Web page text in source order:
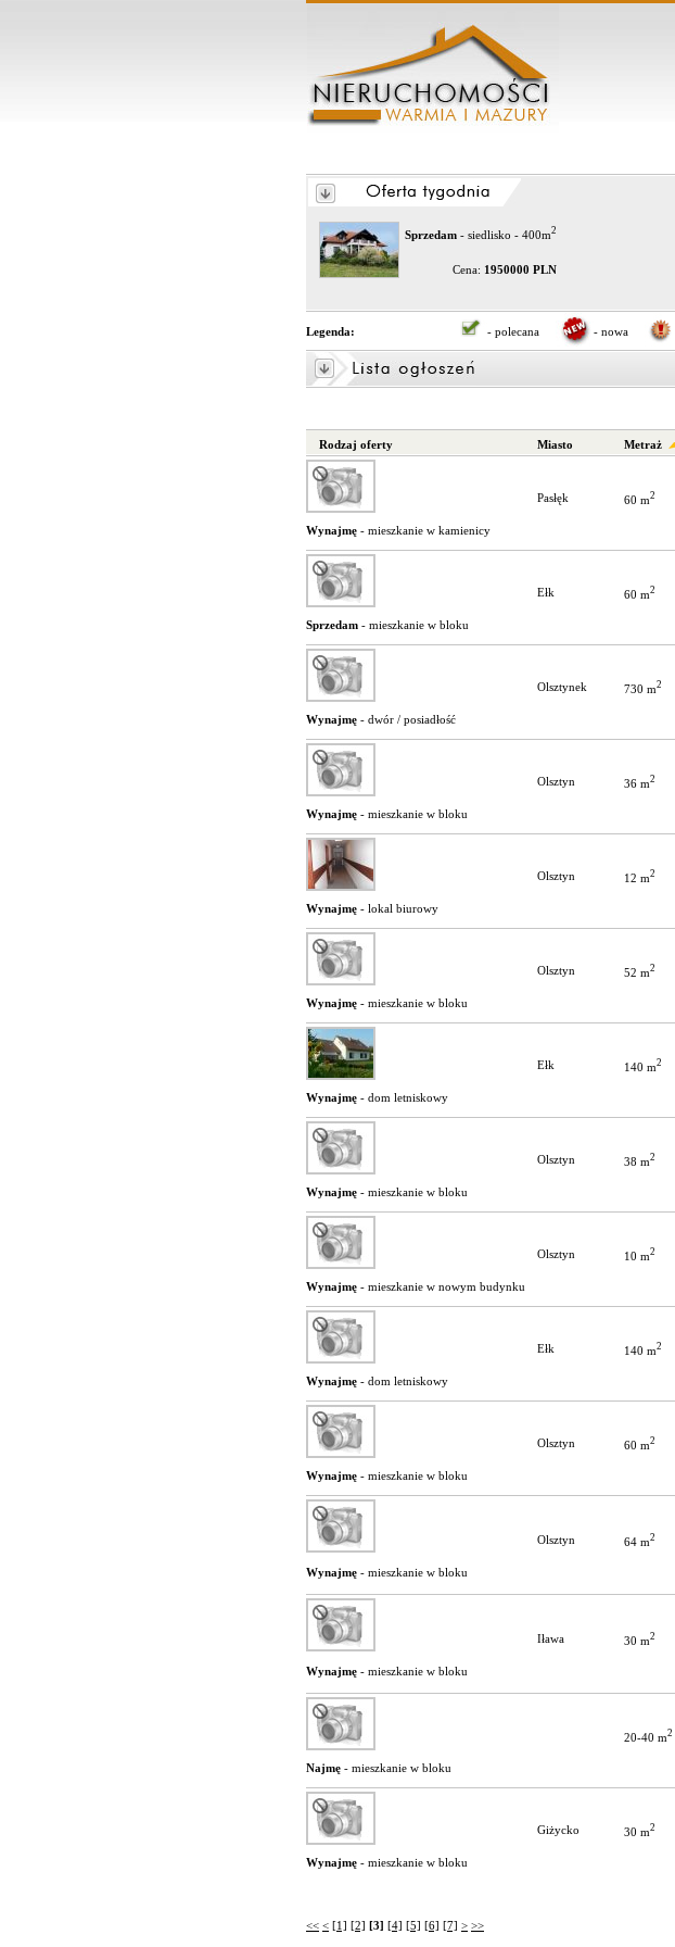
Sprzedam - siedlisko - 400m2
Cena: 1950000 PLN
Legenda: - polecana - nowa
Rodzaj oferty Miasto Metraż
Pasłęk 60 m2
Wynajmę - mieszkanie w kamienicy
Ełk 60 m2
Sprzedam - mieszkanie w bloku
Olsztynek 730 m2
Wynajmę - dwór / posiadłość
Olsztyn 36 m2
Wynajmę - mieszkanie w bloku
Olsztyn 12 m2
Wynajmę - lokal biurowy
Olsztyn 52 m2
Wynajmę - mieszkanie w bloku
Ełk 140 m2
Wynajmę - dom letniskowy
Olsztyn 38 m2
Wynajmę - mieszkanie w bloku
Olsztyn 10 m2
Wynajmę - mieszkanie w nowym budynku
Ełk 140 m2
Wynajmę - dom letniskowy
Olsztyn 60 m2
Wynajmę - mieszkanie w bloku
Olsztyn 64 m2
Wynajmę - mieszkanie w bloku
Iława 30 m2
Wynajmę - mieszkanie w bloku
20-40 m2
Najmę - mieszkanie w bloku
Giżycko 30 m2
Wynajmę - mieszkanie w bloku
<< < [1] [2] [3] [4] [5] [6] [7] > >>